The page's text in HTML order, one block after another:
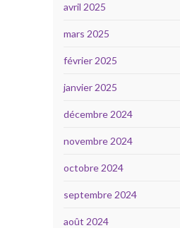
avril 2025
mars 2025
février 2025
janvier 2025
décembre 2024
novembre 2024
octobre 2024
septembre 2024
août 2024